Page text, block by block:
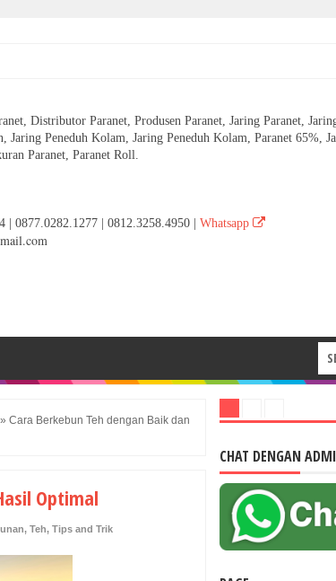
Distributor Paranet, Produsen Paranet, Jaring Paranet,
Jaring Peneduh Kolam, Jaring Peneduh Kolam, Paranet 65%,
Paranet, Paranet Roll.
| 0877.0282.1277 | 0812.3258.4950 | Whatsapp
» Cara Berkebun Teh dengan Baik dan
Optimal
, Teh, Tips and Trik
CHAT DENGAN